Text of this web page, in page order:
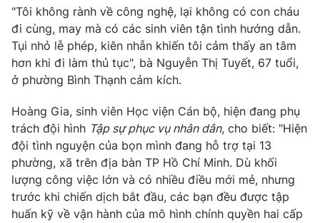
Tổng đài VTV:024.38 355 931 - 024.38 355 932
Ðiện thoại Thời báo VTV:
024.66 897 897
Email:toasoan@vtv.vn
Liên hệ quảng cáo:024-7300.7108
"Tôi không rành về công nghệ, lại không có con cháu
đi cùng, may mà có các sinh viên tận tình hướng dẫn.
Tụi nhỏ lễ phép, kiên nhẫn khiến tôi cảm thấy an tâm
hơn khi đi làm thủ tục", bà Nguyễn Thị Tuyết, 67 tuổi,
ở phường Bình Thạnh cảm kích.
Hoàng Gia, sinh viên Học viện Cán bộ, hiện đang phụ
trách đội hình Tập sự phục vụ nhân dân, cho biết: "Hiện
đội tình nguyện của bọn mình đang hỗ trợ tại 13
phường, xã trên địa bàn TP Hồ Chí Minh. Dù khối
lượng công việc lớn và có nhiều điều mới mẻ, nhưng
trước khi chiến dịch bắt đầu, các bạn đều được tập
huấn kỹ về vận hành của mô hình chính quyền hai cấp